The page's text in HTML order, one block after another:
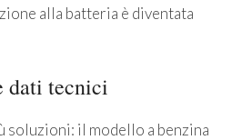
alla batteria è diventata
dati tecnici
soluzioni: il modello a benzina